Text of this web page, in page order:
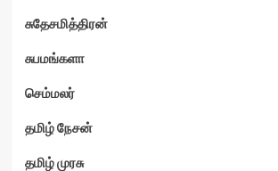
சுதேசமித்திரன்
சுபமங்களா
செம்மலர்
தமிழ் நேசன்
தமிழ் முரசு